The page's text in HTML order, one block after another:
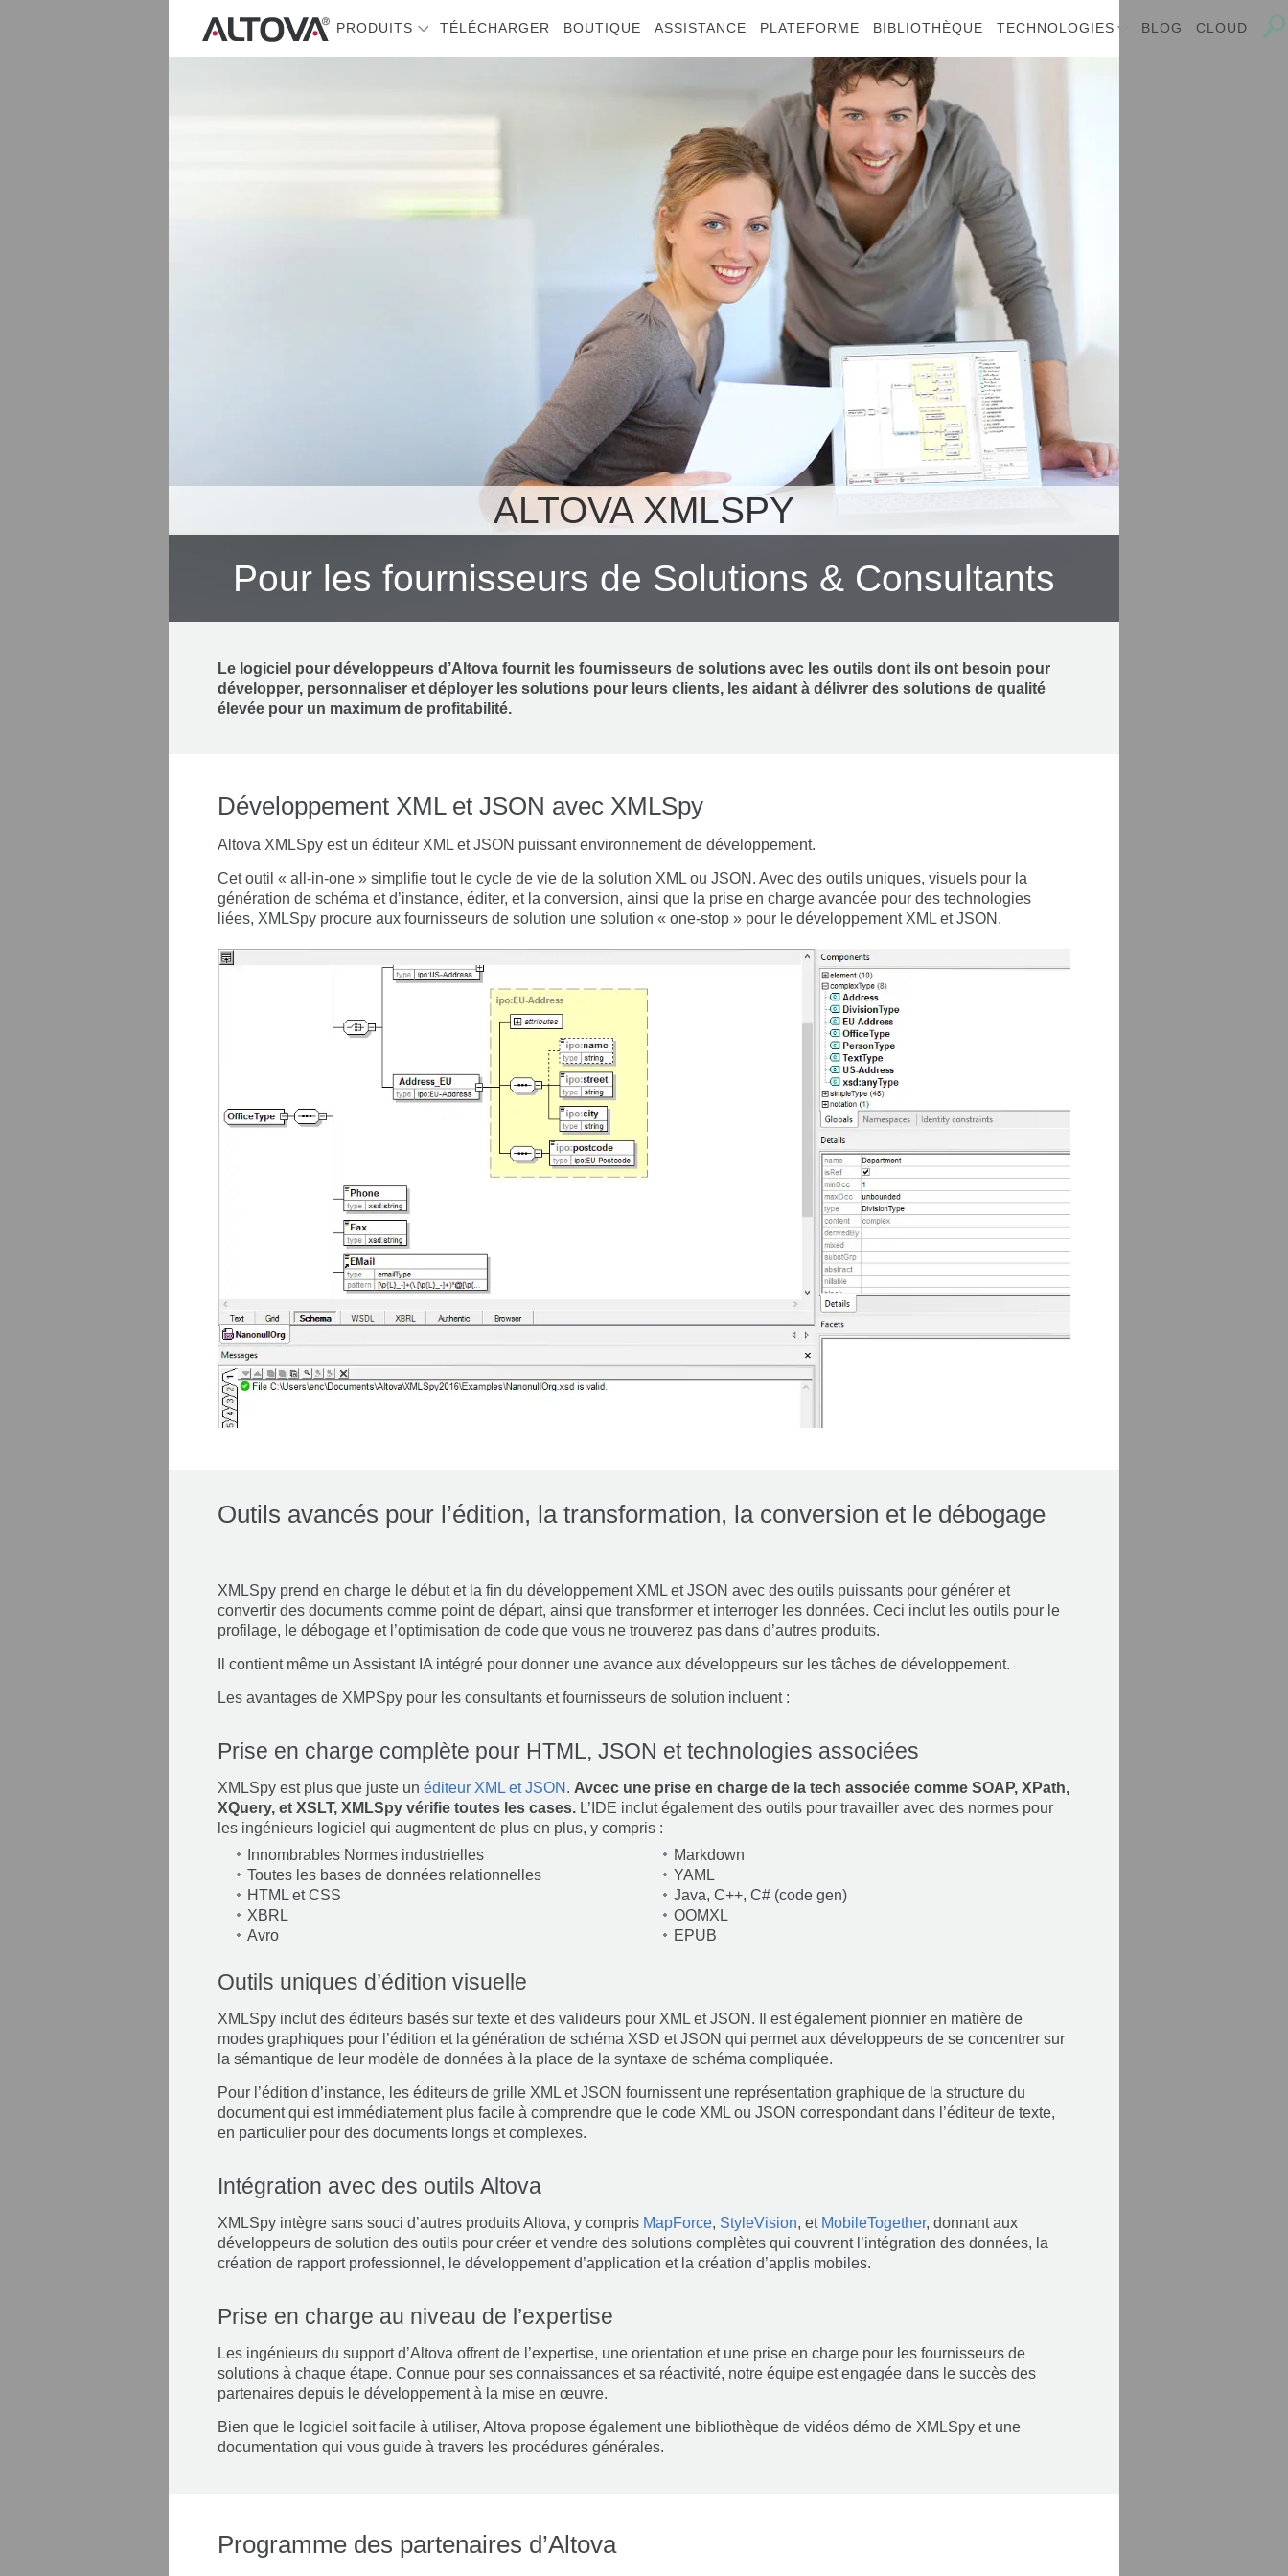
PRODUITS TÉLÉCHARGER BOUTIQUE ASSISTANCE PLATEFORME BIBLIOTHÈQUE TECHNOLOGIES BLOG CLOUD
ALTOVA XMLSPY
Pour les fournisseurs de Solutions & Consultants
Le logiciel pour développeurs d’Altova fournit les fournisseurs de solutions avec les outils dont ils ont besoin pour
développer, personnaliser et déployer les solutions pour leurs clients, les aidant à délivrer des solutions de qualité
élevée pour un maximum de profitabilité.
Développement XML et JSON avec XMLSpy
Altova XMLSpy est un éditeur XML et JSON puissant environnement de développement.
Cet outil « all-in-one » simplifie tout le cycle de vie de la solution XML ou JSON. Avec des outils uniques, visuels pour la
génération de schéma et d’instance, éditer, et la conversion, ainsi que la prise en charge avancée pour des technologies
liées, XMLSpy procure aux fournisseurs de solution une solution « one-stop » pour le développement XML et JSON.
Outils avancés pour l’édition, la transformation, la conversion et le débogage
XMLSpy prend en charge le début et la fin du développement XML et JSON avec des outils puissants pour générer et
convertir des documents comme point de départ, ainsi que transformer et interroger les données. Ceci inclut les outils pour le
profilage, le débogage et l’optimisation de code que vous ne trouverez pas dans d’autres produits.
Il contient même un Assistant IA intégré pour donner une avance aux développeurs sur les tâches de développement.
Les avantages de XMPSpy pour les consultants et fournisseurs de solution incluent :
Prise en charge complète pour HTML, JSON et technologies associées
XMLSpy est plus que juste un éditeur XML et JSON . Avcec une prise en charge de la tech associée comme SOAP, XPath,
XQuery, et XSLT, XMLSpy vérifie toutes les cases. L’IDE inclut également des outils pour travailler avec des normes pour
les ingénieurs logiciel qui augmentent de plus en plus, y compris :
Innombrables Normes industrielles
Toutes les bases de données relationnelles
HTML et CSS
XBRL
Avro
Markdown
YAML
Java, C++, C# (code gen)
OOMXL
EPUB
Outils uniques d’édition visuelle
XMLSpy inclut des éditeurs basés sur texte et des valideurs pour XML et JSON. Il est également pionnier en matière de
modes graphiques pour l’édition et la génération de schéma XSD et JSON qui permet aux développeurs de se concentrer sur
la sémantique de leur modèle de données à la place de la syntaxe de schéma compliquée.
Pour l’édition d’instance, les éditeurs de grille XML et JSON fournissent une représentation graphique de la structure du
document qui est immédiatement plus facile à comprendre que le code XML ou JSON correspondant dans l’éditeur de texte,
en particulier pour des documents longs et complexes.
Intégration avec des outils Altova
XMLSpy intègre sans souci d’autres produits Altova, y compris MapForce, StyleVision, et MobileTogether, donnant aux
développeurs de solution des outils pour créer et vendre des solutions complètes qui couvrent l’intégration des données, la
création de rapport professionnel, le développement d’application et la création d’applis mobiles.
Prise en charge au niveau de l’expertise
Les ingénieurs du support d’Altova offrent de l’expertise, une orientation et une prise en charge pour les fournisseurs de
solutions à chaque étape. Connue pour ses connaissances et sa réactivité, notre équipe est engagée dans le succès des
partenaires depuis le développement à la mise en œuvre.
Bien que le logiciel soit facile à utiliser, Altova propose également une bibliothèque de vidéos démo de XMLSpy et une
documentation qui vous guide à travers les procédures générales.
Programme des partenaires d’Altova